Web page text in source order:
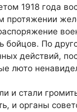
1918 года
протяжении
бойцов. По
действий,
люто
и стали
и органы